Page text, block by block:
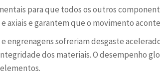
para que todos os outros
axiais e garantem que o movimento
engrenagens sofreriam desgaste
dos materiais. O desempenho